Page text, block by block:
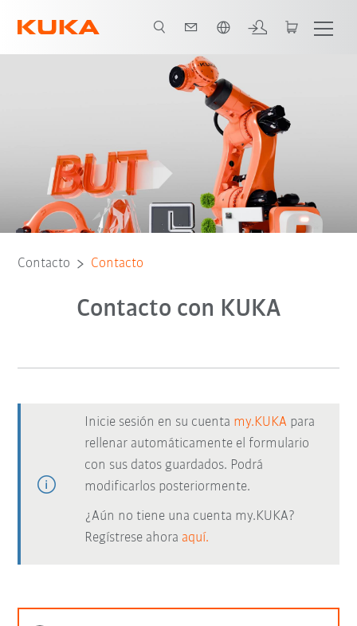
Contacto Contacto
Contacto con KUKA
Inicie sesión en su cuenta my.KUKA para
rellenar automáticamente el formulario
con sus datos guardados. Podrá
modificarlos posteriormente.
¿Aún no tiene una cuenta my.KUKA?
Regístrese ahora aquí.